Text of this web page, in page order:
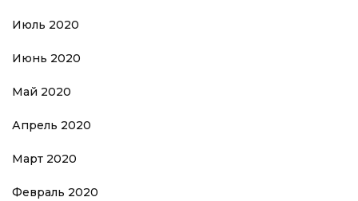
Июль 2020
Июнь 2020
Май 2020
Апрель 2020
Март 2020
Февраль 2020